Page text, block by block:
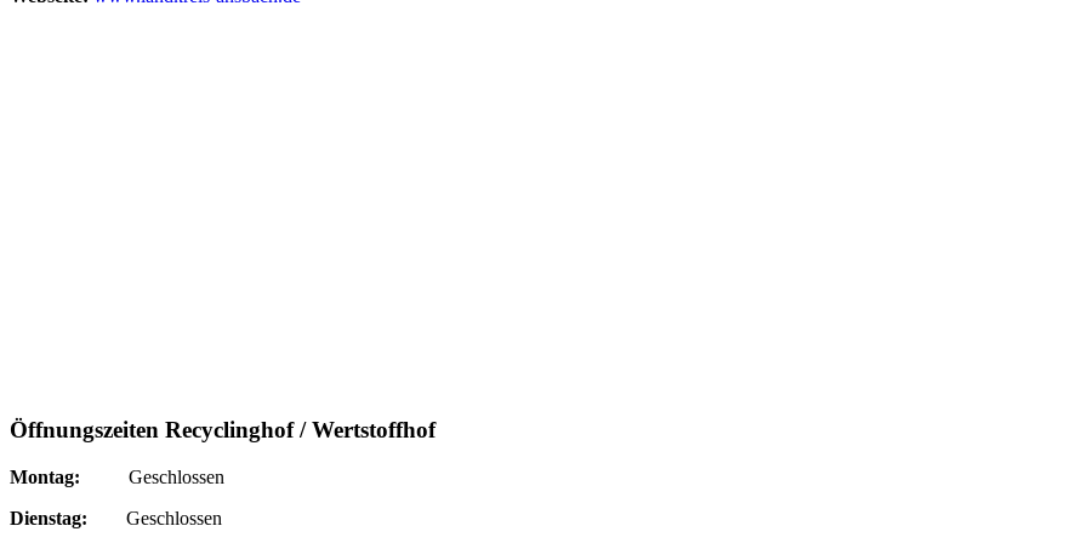
Öffnungszeiten Recyclinghof / Wertstoffhof
Montag: Geschlossen
Dienstag: Geschlossen